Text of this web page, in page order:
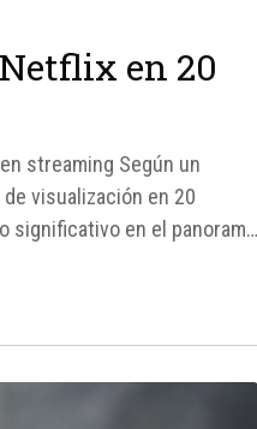
en 20
streaming Según un
visualización en 20
significativo en el panorama